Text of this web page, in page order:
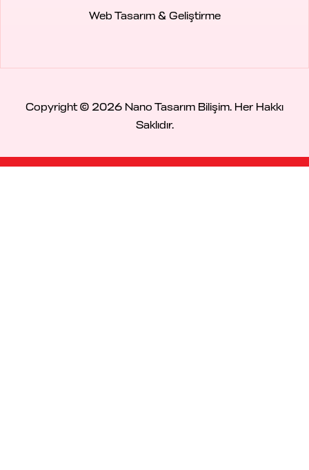
Web Tasarım & Geliştirme
Copyright © 2026 Nano Tasarım Bilişim. Her Hakkı
Saklıdır.